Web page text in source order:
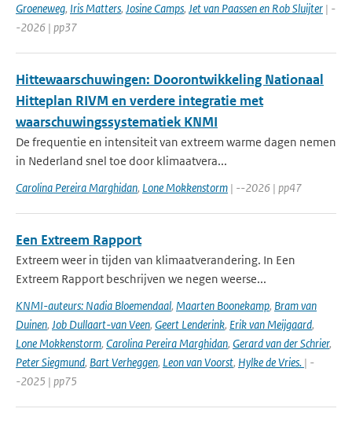
Groeneweg, Iris Matters, Josine Camps, Jet van Paassen en Rob Sluijter | -
-2026 | pp37
Hittewaarschuwingen: Doorontwikkeling Nationaal
Hitteplan RIVM en verdere integratie met
waarschuwingssystematiek KNMI
De frequentie en intensiteit van extreem warme dagen nemen
in Nederland snel toe door klimaatvera...
Carolina Pereira Marghidan, Lone Mokkenstorm | --2026 | pp47
Een Extreem Rapport
Extreem weer in tijden van klimaatverandering. In Een
Extreem Rapport beschrijven we negen weerse...
KNMI-auteurs: Nadia Bloemendaal, Maarten Boonekamp, Bram van
Duinen, Job Dullaart-van Veen, Geert Lenderink, Erik van Meijgaard,
Lone Mokkenstorm, Carolina Pereira Marghidan, Gerard van der Schrier,
Peter Siegmund, Bart Verheggen, Leon van Voorst, Hylke de Vries. | -
-2025 | pp75